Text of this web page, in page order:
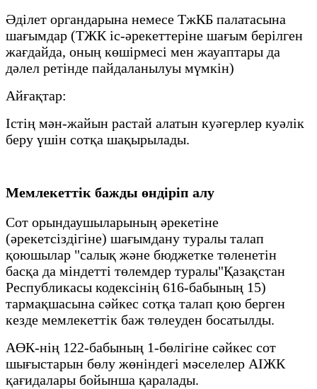
Әділет органдарына немесе ТжКБ палатасына
шағымдар (ТЖК іс-әрекеттеріне шағым берілген
жағдайда, оның көшірмесі мен жауаптары да
дәлел ретінде пайдаланылуы мүмкін)
Айғақтар:
Істің мән-жайын растай алатын куәгерлер куәлік
беру үшін сотқа шақырылады.
Мемлекеттік бажды өндіріп алу
Сот орындаушыларының әрекетіне
(әрекетсіздігіне) шағымдану туралы талап
қоюшылар "салық және бюджетке төленетін
басқа да міндетті төлемдер туралы"Қазақстан
Республикасы кодексінің 616-бабының 15)
тармақшасына сәйкес сотқа талап қою берген
кезде мемлекеттік баж төлеуден босатылды.
АӨК-нің 122-бабының 1-бөлігіне сәйкес сот
шығыстарын бөлу жөніндегі мәселелер АІЖК
қағидалары бойынша қаралады.